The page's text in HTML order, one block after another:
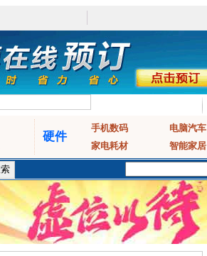
硬件
手机数码
电脑汽车
家电耗材
智能家居